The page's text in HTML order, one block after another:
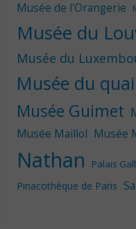
Musée de l'Orangerie
Musée du
Musée du
Musée du
Musée Guimet
Musée Maillol Musée
Nathan Palais
Pinacothèque de Paris